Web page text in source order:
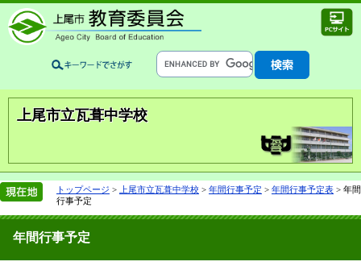
上尾市立瓦葺中学校
トップページ > 上尾市立瓦葺中学校 > 年間行事予定 > 年間行事予定表 > 年間
行事予定
年間行事予定